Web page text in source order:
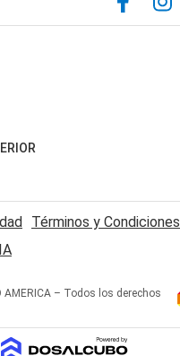
Términos y Condiciones
AMERICA – Todos los derechos